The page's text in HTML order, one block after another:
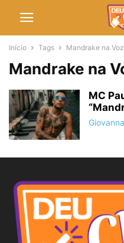
Início Tags Mandrake na Voz
Mandrake na
MC